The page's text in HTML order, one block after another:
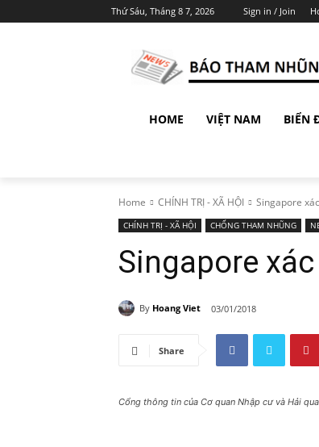
Thứ Sáu, Tháng 8 7, 2026 Sign in / Join
HOME VIỆT NAM BIỂN
Home CHÍNH TRỊ - XÃ HỘI Singapore
CHÍNH TRỊ - XÃ HỘI CHỐNG THAM NHŨNG
Singapore
By Hoang Viet 03/01/2018
Share
Cổng thông tin của Cơ quan Nhập cư và Hải